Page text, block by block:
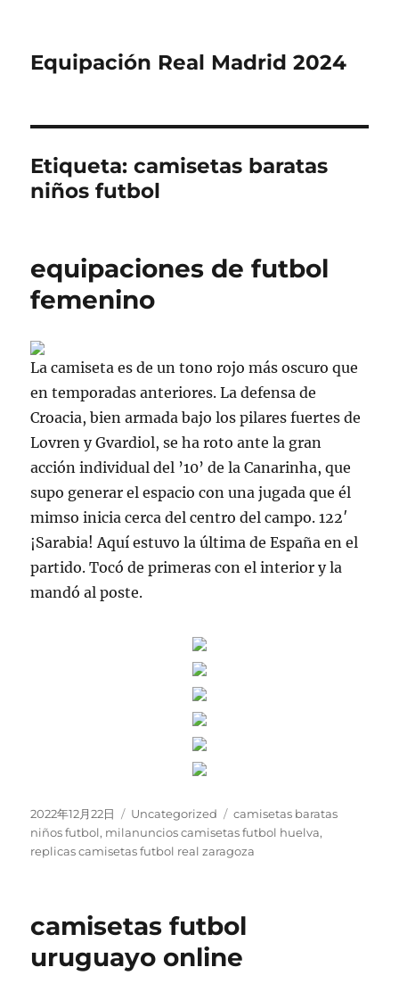
Equipación Real Madrid 2024
Etiqueta:camisetas baratas
niños futbol
equipaciones de futbol
femenino
La camiseta es de un tono rojo más oscuro que
en temporadas anteriores. La defensa de
Croacia, bien armada bajo los pilares fuertes de
Lovren y Gvardiol, se ha roto ante la gran
acción individual del ’10’ de la Canarinha, que
supo generar el espacio con una jugada que él
mimso inicia cerca del centro del campo. 122′
¡Sarabia! Aquí estuvo la última de España en el
partido. Tocó de primeras con el interior y la
mandó al poste.
Publicado
el
2022年12月22日 Categorías
Uncategorized Etiquetas
camisetas baratas
niños futbol, milanuncios camisetas futbol huelva,
replicas camisetas futbol real zaragoza
camisetas futbol
uruguayo online